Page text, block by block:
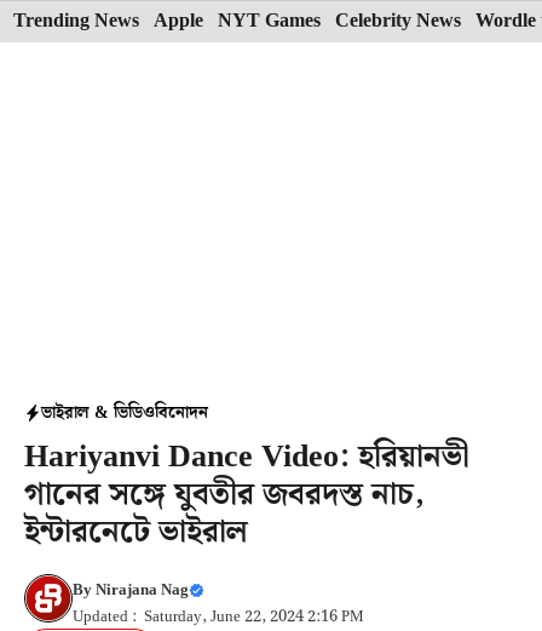
Skip
to
Trending News Apple NYT Games Celebrity News Wordle
ভাইরাল & ভিডিওবিনোদন
Hariyanvi Dance Video: হরিয়ানভী
গানের সঙ্গে যুবতীর জবরদস্ত নাচ,
ইন্টারনেটে ভাইরাল
ByNirajana Nag
Updated : Saturday, June 22, 2024 2:16 PM